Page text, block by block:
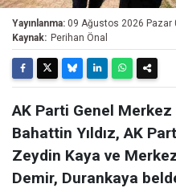
Yayınlanma: 09 Ağustos 2026 Pazar
Kaynak: Perihan Önal
AK Parti Genel
Bahattin Yıldız, AK
Zeydin Kaya ve
Demir, Durankaya